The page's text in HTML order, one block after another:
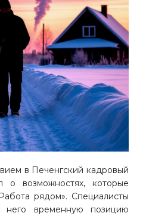
в Печенгский кадровый
о возможностях, которые
рядом». Специалисты
него временную позицию